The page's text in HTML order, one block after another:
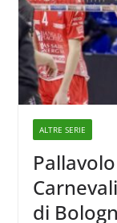
ALTRE SERIE
di